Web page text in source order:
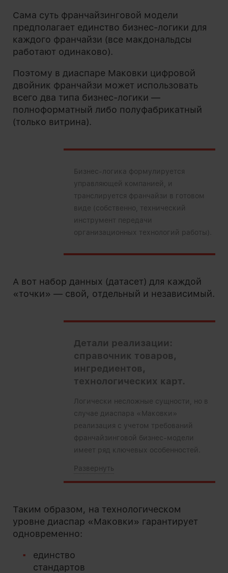
Сама суть франчайзинговой модели
предполагает единство бизнес-логики для
каждого франчайзи (все макдональдсы
работают одинаково).
Поэтому в диаспаре Маковки цифровой
двойник франчайзи может использовать
всего два типа бизнес-логики —
полноформатный либо полуфабрикатный
(только витрина).
Бизнес-логика формулируется
управляющей компанией, и
транслируется франчайзи в готовом
виде (собственно, технический
инструмент передачи
организационных технологий работы).
А вот набор данных (датасет) для каждой
«точки» — свой, отдельный и независимый.
Детали реализации:
справочник товаров,
ингредиентов,
технологических карт.
Логически несложные сущности, но в
случае диаспара «Маковки»
реализация с учетом требований
франчайзинговой бизнес-модели
имеет ряд ключевых особенностей.
Таким образом, на технологическом
уровне диаспар «Маковки» гарантирует
одновременно:
единство
стандартов